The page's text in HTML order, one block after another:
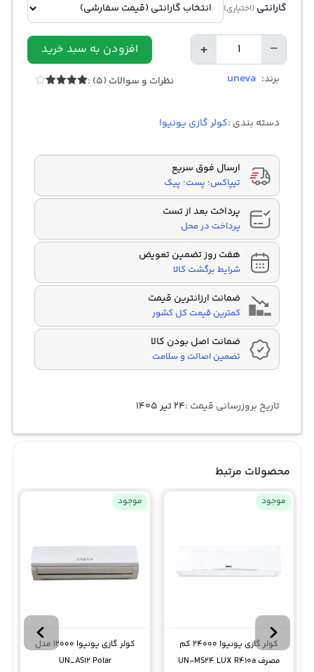
گارانتی (اختیاری)
−
Quantity
+ افزودن به سبد خرید
برند: uneva نظرات و سوالات (5) :
ratings
دسته بندی :کولر گازی یونیوا
ارسال فوق سریع
تیپاکس؛ پست؛ پیک
پرداخت بعد از تست
پرداخت در محل
هفت روز تضمین تعویض
شرایط برگشت کالا
ضمانت ارزانترین قیمت
کمترین قیمت کل کشور
ضمانت اصل بودن کالا
تضمین اصالت و سلامت
تاریخ بروزرسانی قیمت :۲۴ تیر ۱۴۰۵
محصولات مرتبط
موجود
کولر گازی یونیوا 24000 کم
مصرف UN-MS24 LUX R410a
موجود
کولر گازی یونیوا 12000 مدل
UN_AS12 Polar